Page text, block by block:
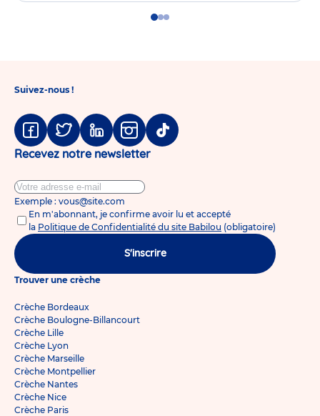
GoGoGo
Suivez-nous !
Facebook
TwitterLinkedinInstagram
Tiktok
Recevez notre newsletter
Exemple : vous@site.com
En m'abonnant, je confirme avoir lu et accepté
la Politique de Confidentialité du site Babilou (obligatoire)
S'inscrire
Trouver une crèche
Crèche Bordeaux
Crèche Boulogne-Billancourt
Crèche Lille
Crèche Lyon
Crèche Marseille
Crèche Montpellier
Crèche Nantes
Crèche Nice
Crèche Paris